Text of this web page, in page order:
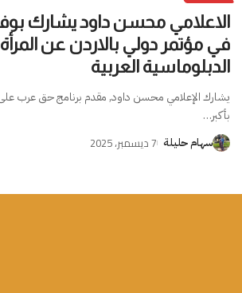
الاعلامي محسن داود يشارك
في مؤتمر دولي بالاردن عن
الدبلوماسية العربية
يشارك الإعلامي محسن داود, مقدم برنامج حق عرب على
بأكبر…
سهام حليلة 7 ديسمبر، 2025